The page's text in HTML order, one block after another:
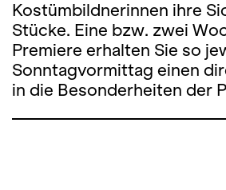
Kostümbildnerinnen ihre
Stücke. Eine bzw. zwei
Premiere erhalten Sie so
Sonntagvormittag einen
in die Besonderheiten der